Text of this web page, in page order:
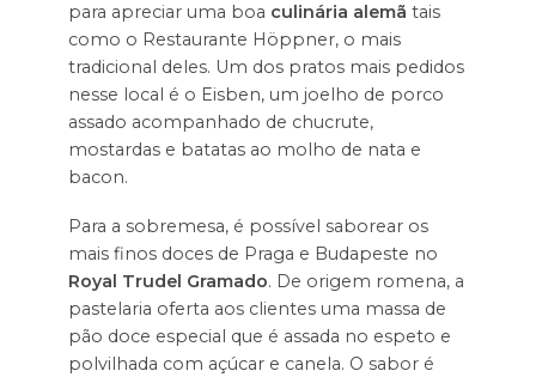
para apreciar uma boa culinária alemã tais
como o Restaurante Höppner, o mais
tradicional deles. Um dos pratos mais pedidos
nesse local é o Eisben, um joelho de porco
assado acompanhado de chucrute,
mostardas e batatas ao molho de nata e
bacon.
Para a sobremesa, é possível saborear os
mais finos doces de Praga e Budapeste no
Royal Trudel Gramado. De origem romena, a
pastelaria oferta aos clientes uma massa de
pão doce especial que é assada no espeto e
polvilhada com açúcar e canela. O sabor é